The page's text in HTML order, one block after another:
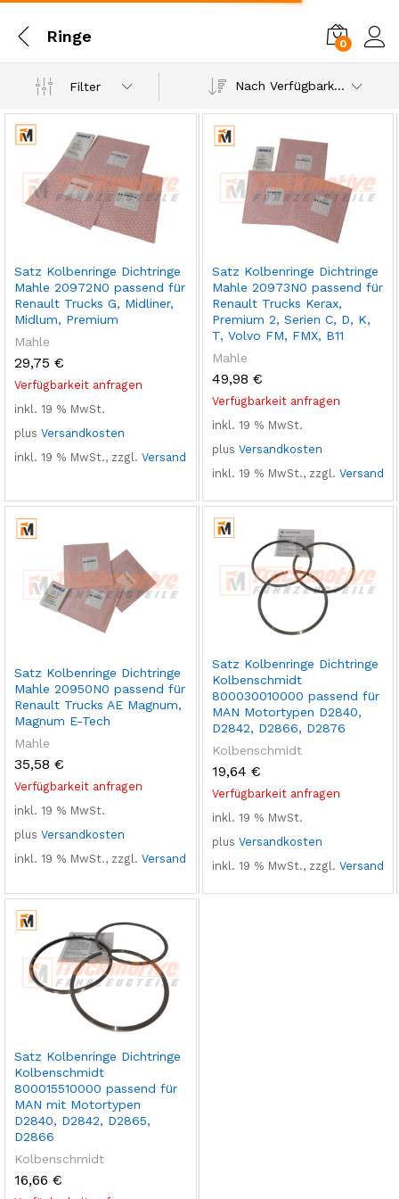
Ringe 0
Filter Nach Verfügbarkeit
Satz Kolbenringe Dichtringe
Mahle 20972N0 passend für
Renault Trucks G, Midliner,
Midlum, Premium
Mahle
29,75 €
Verfügbarkeit anfragen
inkl. 19 % MwSt.
plus Versandkosten
inkl. 19 % MwSt., zzgl. Versand
Satz Kolbenringe Dichtringe
Mahle 20973N0 passend für
Renault Trucks Kerax,
Premium 2, Serien C, D, K,
T, Volvo FM, FMX, B11
Mahle
49,98 €
Verfügbarkeit anfragen
inkl. 19 % MwSt.
plus Versandkosten
inkl. 19 % MwSt., zzgl. Versand
Satz Kolbenringe Dichtringe
Mahle 20950N0 passend für
Renault Trucks AE Magnum,
Magnum E-Tech
Mahle
35,58 €
Verfügbarkeit anfragen
inkl. 19 % MwSt.
plus Versandkosten
inkl. 19 % MwSt., zzgl. Versand
Satz Kolbenringe Dichtringe
Kolbenschmidt
800030010000 passend für
MAN Motortypen D2840,
D2842, D2866, D2876
Kolbenschmidt
19,64 €
Verfügbarkeit anfragen
inkl. 19 % MwSt.
plus Versandkosten
inkl. 19 % MwSt., zzgl. Versand
Satz Kolbenringe Dichtringe
Kolbenschmidt
800015510000 passend für
MAN mit Motortypen
D2840, D2842, D2865,
D2866
Kolbenschmidt
16,66 €